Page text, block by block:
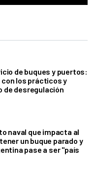
de buques y puertos:
con los prácticos y
de desregulación
naval que impacta al
un buque parado y
pase a ser "país